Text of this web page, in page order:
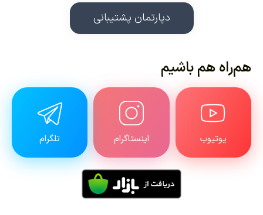
دپارتمان پشتیبانی
هم‌راه هم باشیم
یوتیوب اینستاگرام تلگرام